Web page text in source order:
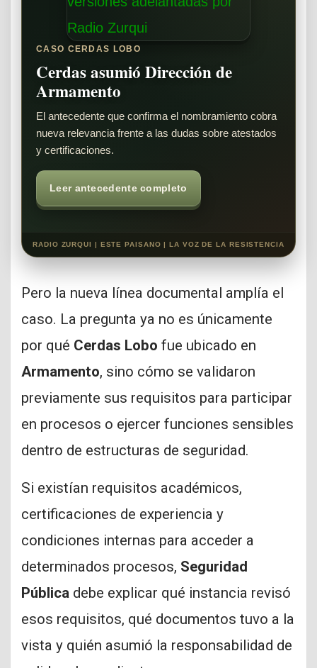
CASO CERDAS LOBO
Cerdas asumió Dirección de
Armamento
El antecedente que confirma el nombramiento cobra
nueva relevancia frente a las dudas sobre atestados
y certificaciones.
Leer antecedente completo
RADIO ZURQUI | ESTE PAISANO | LA VOZ DE LA RESISTENCIA
Pero la nueva línea documental amplía el
caso. La pregunta ya no es únicamente
por qué Cerdas Lobo fue ubicado en
Armamento, sino cómo se validaron
previamente sus requisitos para participar
en procesos o ejercer funciones sensibles
dentro de estructuras de seguridad.
Si existían requisitos académicos,
certificaciones de experiencia y
condiciones internas para acceder a
determinados procesos, Seguridad
Pública debe explicar qué instancia revisó
esos requisitos, qué documentos tuvo a la
vista y quién asumió la responsabilidad de